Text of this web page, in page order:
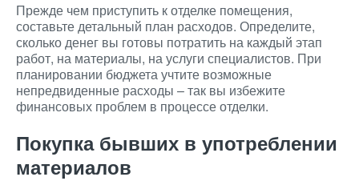
Прежде чем приступить к отделке помещения,
составьте детальный план расходов. Определите,
сколько денег вы готовы потратить на каждый этап
работ, на материалы, на услуги специалистов. При
планировании бюджета учтите возможные
непредвиденные расходы – так вы избежите
финансовых проблем в процессе отделки.
Покупка бывших в употреблении
материалов